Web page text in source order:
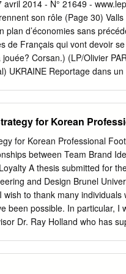
pas encore enterré. Les
de silencieux. Si tout ne sent
club – français – qui
ont toujours leur sort
avril 2014 - N° 21649 -
son rôle (Page 30)
plan d’économies sans
de Français qui vont devoir
Corsan.) (LP/Olivier
UKRAINE Reportage dans
LE FAIT DU JOUR Jeudi 17
collectivités Rendez-vous 18 Réduction du
mesures d’économie base
Diminution des dépenses de fonctionnement
entre communes.
for Korean
for Korean Professional
between Team Brand
A thesis submitted for
and Design Brunel
wish to thank many
been possible. In particular, I
Dr. Ray Holland who has